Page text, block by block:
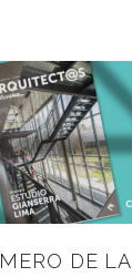
DE LA